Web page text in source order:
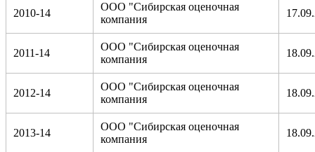
2010-14
ООО "Сибирская оценочная
компания
2011-14
ООО "Сибирская оценочная
компания
2012-14
ООО "Сибирская оценочная
компания
2013-14
ООО "Сибирская оценочная
компания